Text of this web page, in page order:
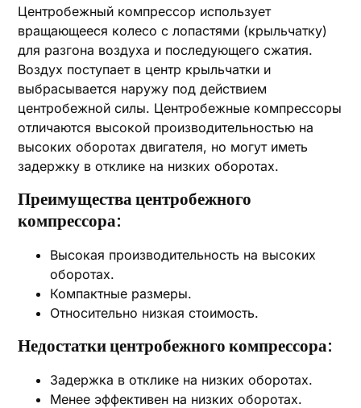
Центробежный компрессор использует
вращающееся колесо с лопастями (крыльчатку)
для разгона воздуха и последующего сжатия.
Воздух поступает в центр крыльчатки и
выбрасывается наружу под действием
центробежной силы. Центробежные компрессоры
отличаются высокой производительностью на
высоких оборотах двигателя, но могут иметь
задержку в отклике на низких оборотах.
Преимущества центробежного
компрессора:
Высокая производительность на высоких
оборотах.
Компактные размеры.
Относительно низкая стоимость.
Недостатки центробежного компрессора:
Задержка в отклике на низких оборотах.
Менее эффективен на низких оборотах.